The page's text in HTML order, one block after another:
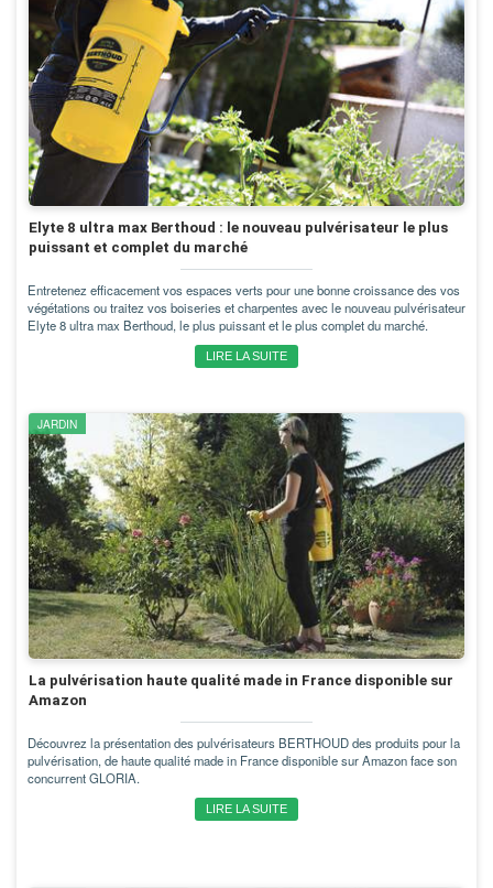
Elyte 8 ultra max Berthoud : le nouveau pulvérisateur le plus
puissant et complet du marché
Entretenez efficacement vos espaces verts pour une bonne croissance des vos
végétations ou traitez vos boiseries et charpentes avec le nouveau pulvérisateur
Elyte 8 ultra max Berthoud, le plus puissant et le plus complet du marché.
LIRE LA SUITE
JARDIN
La pulvérisation haute qualité made in France disponible sur
Amazon
Découvrez la présentation des pulvérisateurs BERTHOUD des produits pour la
pulvérisation, de haute qualité made in France disponible sur Amazon face son
concurrent GLORIA.
LIRE LA SUITE